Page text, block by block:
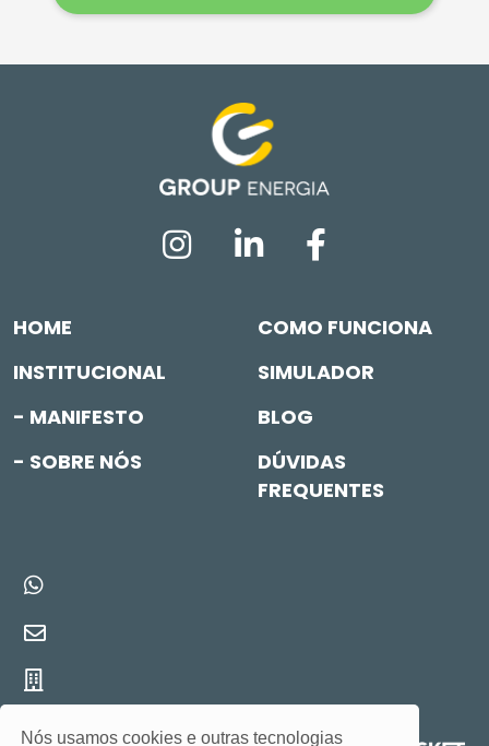
Nós usamos cookies e outras tecnologias
HOME
INSTITUCIONAL
- MANIFESTO
- SOBRE NÓS
COMO FUNCIONA
SIMULADOR
BLOG
DÚVIDAS
FREQUENTES